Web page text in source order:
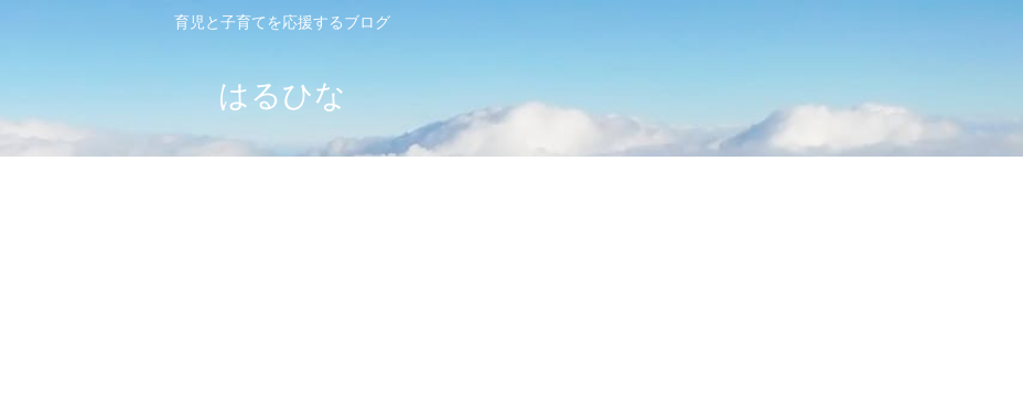
育児と子育てを応援するブログ
はるひな